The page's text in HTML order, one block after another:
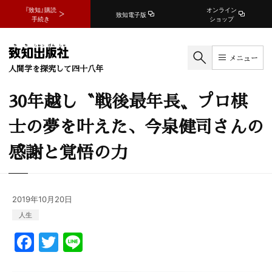
『致知』購読
手続き
致知電子版
オンライン
ショップ
人間学を探究して四十八年
メニュー
30年越し〝戦後最年長〟プロ棋
士の夢を叶えた、今泉健司さんの
感謝と覚悟の力
2019年10月20日
人生
F
a
T
w